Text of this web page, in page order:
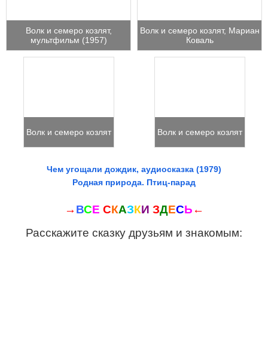
Волк и семеро козлят,
мультфильм (1957)
Волк и семеро козлят, Мариан
Коваль
Волк и семеро козлят Волк и семеро козлят
Чем угощали дождик, аудиосказка (1979)
Родная природа. Птиц-парад
→ ВСЕ СКАЗКИ ЗДЕСЬ ←
Расскажите сказку друзьям и знакомым: